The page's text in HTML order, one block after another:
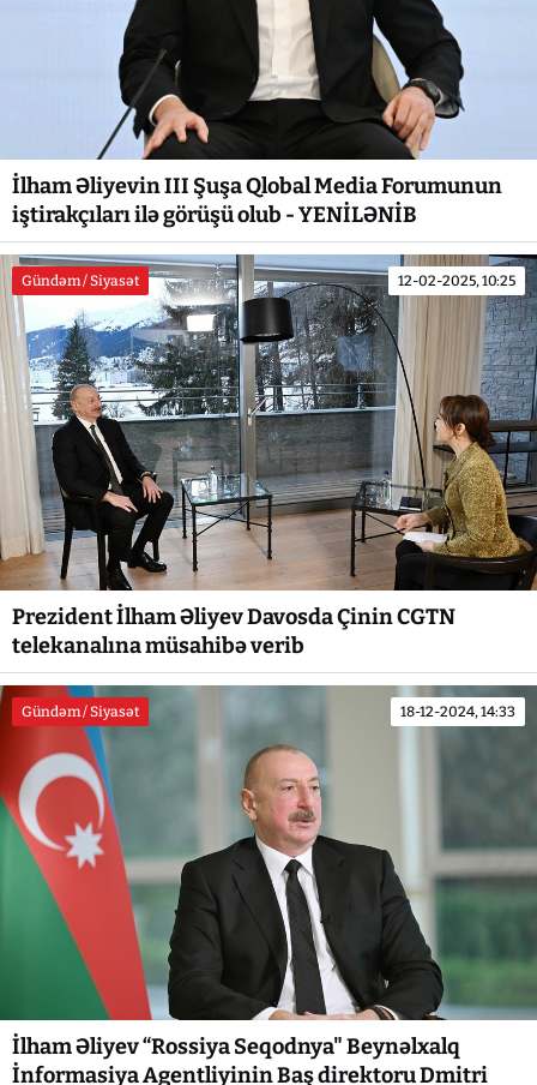
İlham Əliyevin III Şuşa Qlobal Media Forumunun
iştirakçıları ilə görüşü olub - YENİLƏNİB
Gündəm / Siyasət 12-02-2025, 10:25
Prezident İlham Əliyev Davosda Çinin CGTN
telekanalına müsahibə verib
Gündəm / Siyasət 18-12-2024, 14:33
İlham Əliyev “Rossiya Seqodnya" Beynəlxalq
İnformasiya Agentliyinin Baş direktoru Dmitri